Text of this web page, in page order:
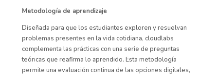
Metodología de aprendizaje
Diseñada para que los estudiantes exploren y resuelvan
problemas presentes en la vida cotidiana, cloudlabs
complementa las prácticas con una serie de preguntas
teóricas que reafirma lo aprendido. Esta metodología
permite una evaluación continua de las opciones digitales,